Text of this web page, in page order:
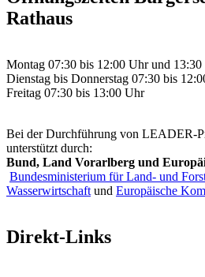
Rathaus
Montag 07:30 bis 12:00 Uhr und
Dienstag bis Donnerstag 07:30 bis
Freitag 07:30 bis 13:00 Uhr
Bei der Durchführung von LEADER-
unterstützt durch:
Bund, Land Vorarlberg und
Bundesministerium für Land- und
Wasserwirtschaft und Europäische
Direkt-Links